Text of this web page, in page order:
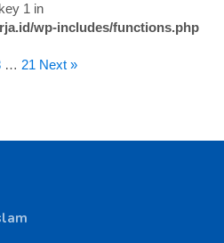
1 in
wp-includes/functions.php
… 21 Next »